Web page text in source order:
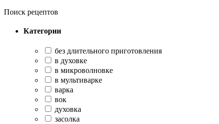
Поиск рецептов
Категории
без длительного приготовления
в духовке
в микроволновке
в мультиварке
варка
вок
духовка
засолка